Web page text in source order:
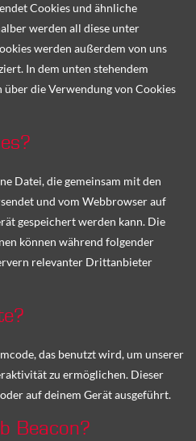
Cookies und ähnliche
werden all diese unter
werden außerdem von uns
In dem unten stehendem
die Verwendung von Cookies
Datei, die gemeinsam mit den
und vom Webbrowser auf
gespeichert werden kann. Die
können während folgender
relevanter Drittanbieter
das benutzt wird, um unserer
zu ermöglichen. Dieser
auf deinem Gerät ausgeführt.
Beacon?